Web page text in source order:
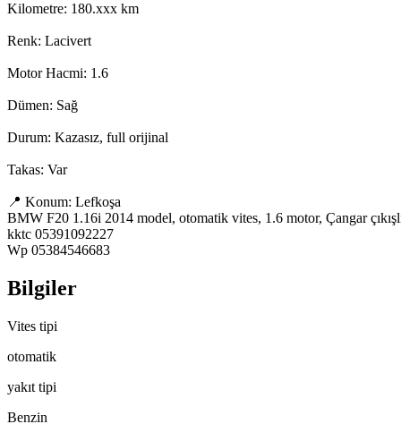
Kilometre: 180.xxx km
Renk: Lacivert
Motor Hacmi: 1.6
Dümen: Sağ
Durum: Kazasız, full orijinal
Takas: Var
📍 Konum: Lefkoşa
BMW F20 1.16i 2014 model, otomatik vites, 1.6 motor, Çangar
kktc 05391092227
Wp 05384546683
Bilgiler
Vites tipi
otomatik
yakıt tipi
Benzin